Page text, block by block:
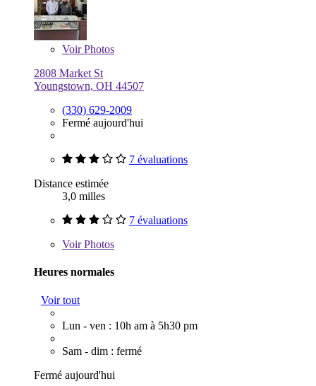
VoirPhotos
2808 Market St
Youngstown, OH 44507
(330) 629-2009
Fermé aujourd'hui
7 évaluations
Distance estimée
3,0 milles
7 évaluations
VoirPhotos
Heures normales
Voir tout
Lun - ven : 10h am à 5h30 pm
Sam - dim : fermé
Fermé aujourd'hui